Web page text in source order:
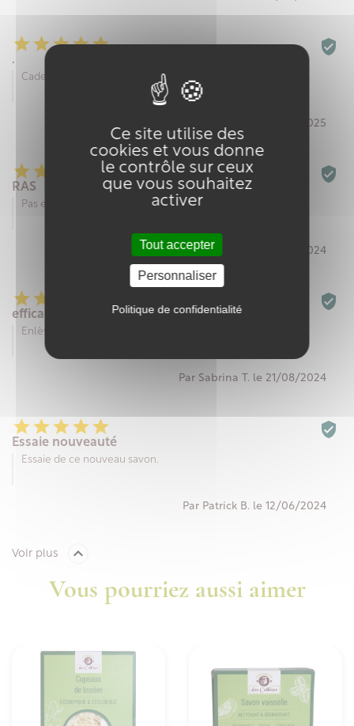
Ce site utilise des
cookies et vous donne
le contrôle sur ceux
que vous souhaitez
activer
Tout accepter
Personnaliser
Politique de confidentialité

.
Cadeaux pour mon papa !!!

Par Léa C. le 23/02/2025
  
RAS
Pas encore essayer

Par Bilitis F. le 14/10/2024

efficace, agréable
Enlève tout dépôt grâce a son action exfoliante.

Par Sabrina T. le 21/08/2024

Essaie nouveauté
Essaie de ce nouveau savon.

Par Patrick B. le 12/06/2024
Voir plus 
Vous pourriez aussi aimer